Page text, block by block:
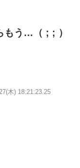
もう…（ ; ; ）
木) 18:21:23.25